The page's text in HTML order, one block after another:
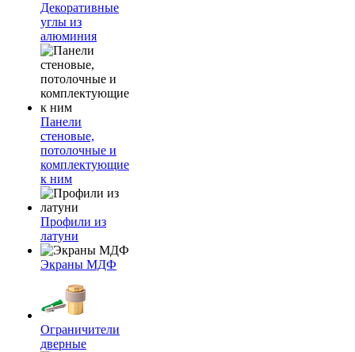
Декоративные
углы из
алюминия
Панели
стеновые,
потолочные и
комплектующие
к ним
Профили из
латуни
Экраны МДФ
Ограничители
дверные